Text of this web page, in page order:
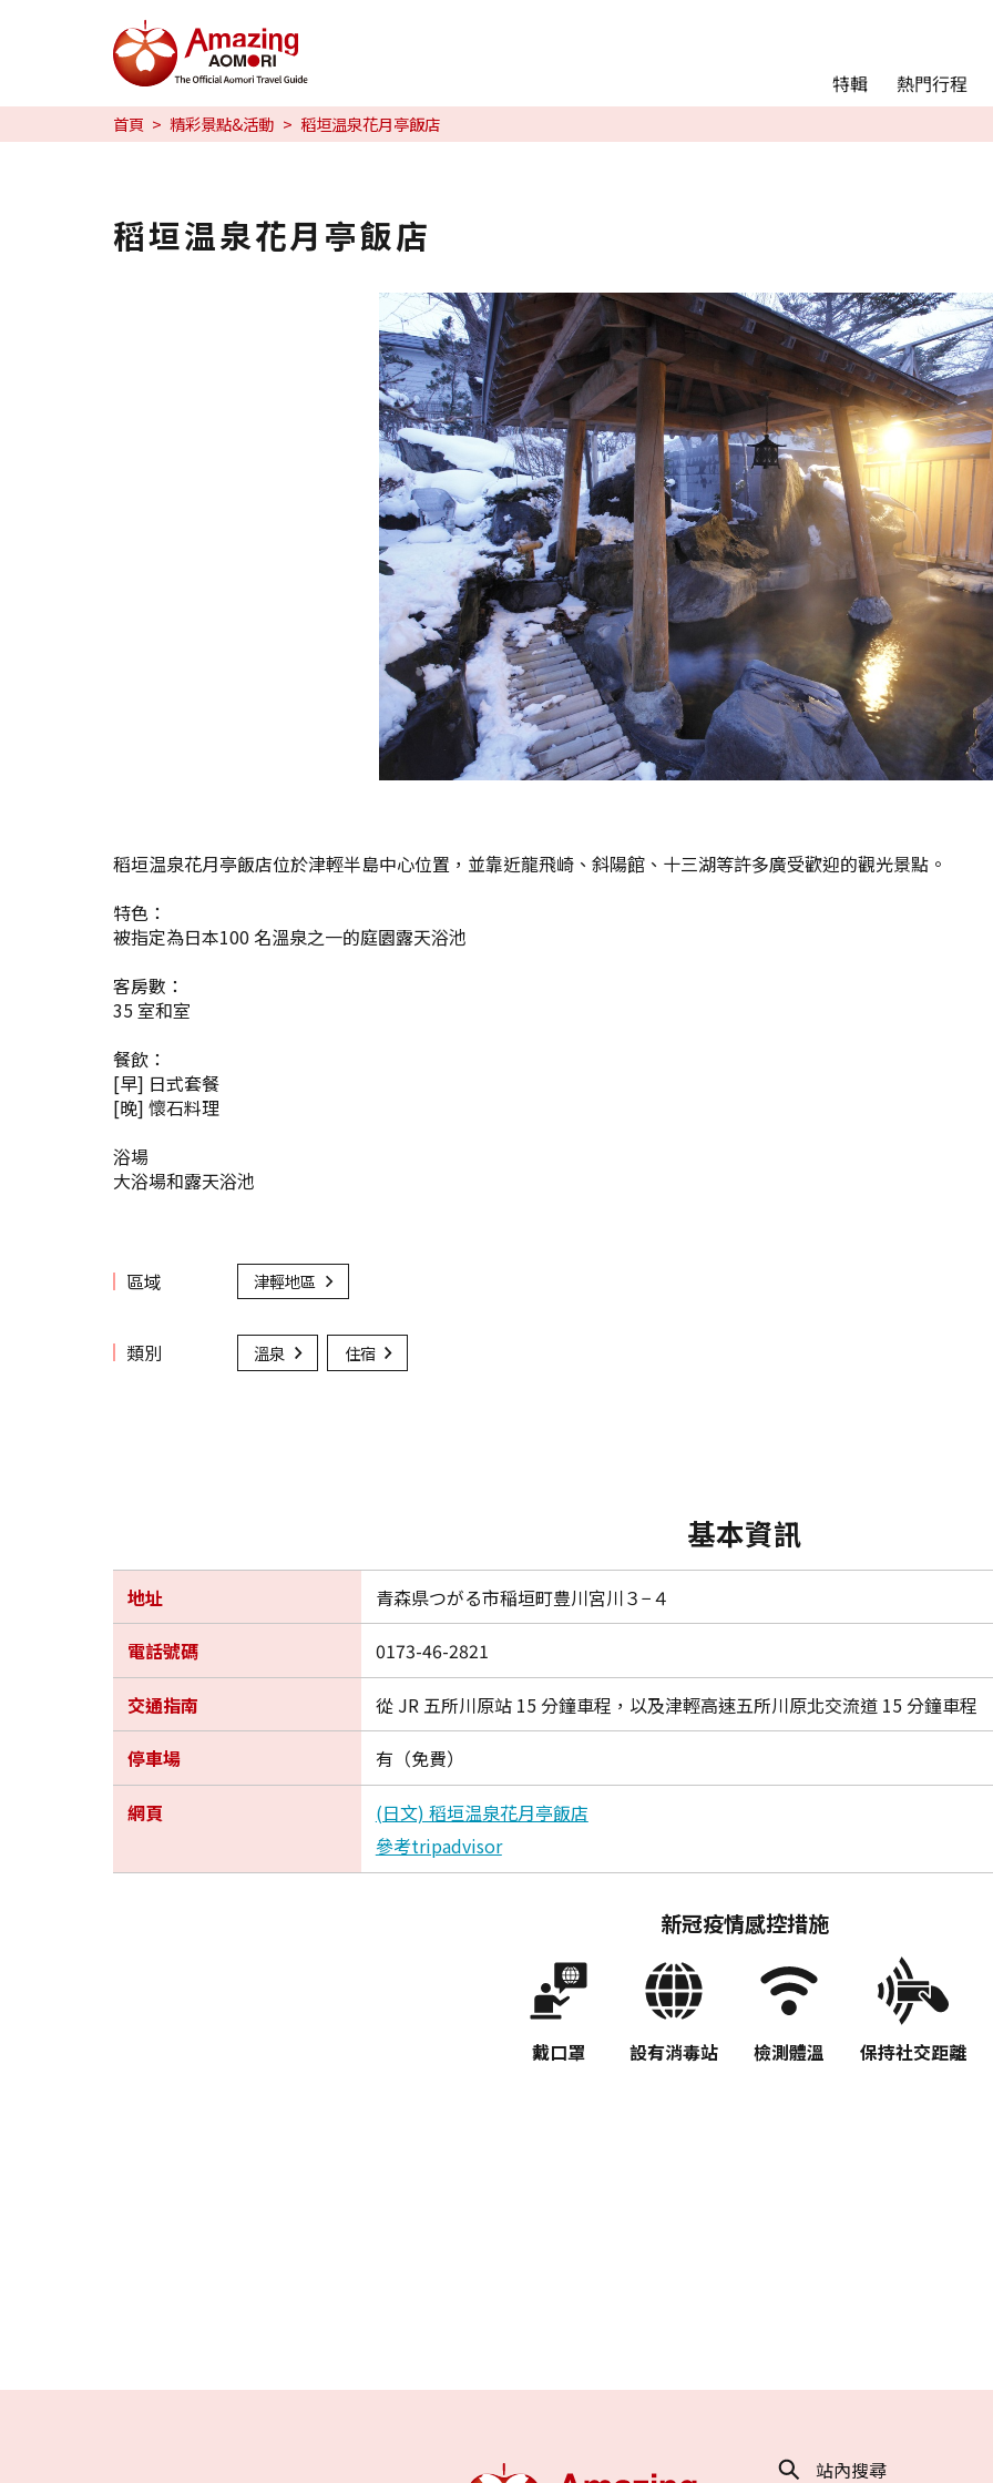
特輯
熱門行程
旅行攻略
精彩景點&活動
繁体中文
简体中文
相簿
首頁 精彩景點&活動 稻垣温泉花月亭飯店
稻垣温泉花月亭飯店
稻垣温泉花月亭飯店位於津輕半島中心位置，並靠近龍飛崎、斜陽館、十三湖等許多廣受歡迎的觀光景點。
特色：
被指定為日本100 名溫泉之一的庭園露天浴池
客房數：
35 室和室
餐飲：
[早] 日式套餐
[晚] 懷石料理
浴場
大浴場和露天浴池
區域 津輕地區
類別 溫泉 住宿
基本資訊
地址 青森県つがる市稲垣町豊川宮川３−４
電話號碼 0173-46-2821
交通指南 從 JR 五所川原站 15 分鐘車程，以及津輕高速五所川原北交流道 15 分鐘車程
停車場 有（免費）
網頁
(日文) 稻垣温泉花月亭飯店
參考tripadvisor
新冠疫情感控措施
戴口罩 設有消毒站 檢測體溫 保持社交距離
站內搜尋
特輯 熱門行程